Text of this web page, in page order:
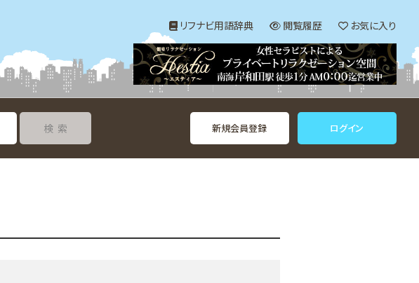
リフナビ用語辞典 閲覧履歴 お気に入り
新規会員登録 ログイン